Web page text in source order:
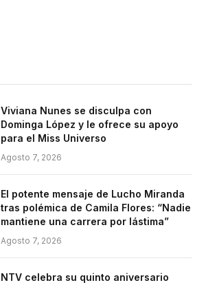
Viviana Nunes se disculpa con
Dominga López y le ofrece su apoyo
para el Miss Universo
Agosto 7, 2026
El potente mensaje de Lucho Miranda
tras polémica de Camila Flores: “Nadie
mantiene una carrera por lástima”
Agosto 7, 2026
NTV celebra su quinto aniversario